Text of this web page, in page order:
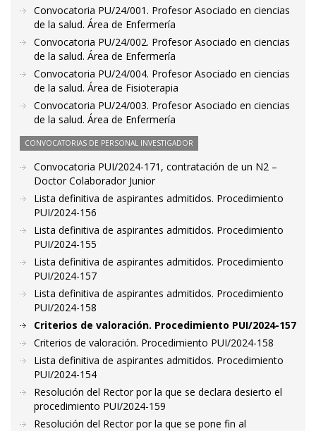
Convocatoria PU/24/001. Profesor Asociado en ciencias
de la salud. Área de Enfermería
Convocatoria PU/24/002. Profesor Asociado en ciencias
de la salud. Área de Enfermería
Convocatoria PU/24/004. Profesor Asociado en ciencias
de la salud. Área de Fisioterapia
Convocatoria PU/24/003. Profesor Asociado en ciencias
de la salud. Área de Enfermería
CONVOCATORIAS DE PERSONAL INVESTIGADOR
Convocatoria PUI/2024-171, contratación de un N2 –
Doctor Colaborador Junior
Lista definitiva de aspirantes admitidos. Procedimiento
PUI/2024-156
Lista definitiva de aspirantes admitidos. Procedimiento
PUI/2024-155
Lista definitiva de aspirantes admitidos. Procedimiento
PUI/2024-157
Lista definitiva de aspirantes admitidos. Procedimiento
PUI/2024-158
Criterios de valoración. Procedimiento PUI/2024-157
Criterios de valoración. Procedimiento PUI/2024-158
Lista definitiva de aspirantes admitidos. Procedimiento
PUI/2024-154
Resolución del Rector por la que se declara desierto el
procedimiento PUI/2024-159
Resolución del Rector por la que se pone fin al